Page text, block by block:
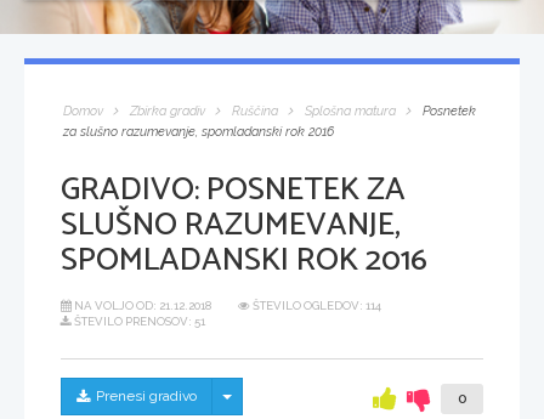
Domov Zbirka gradiv Ruščina Splošna matura
Posnetek
za slušno razumevanje, spomladanski rok 2016
GRADIVO:POSNETEK ZA
SLUŠNO RAZUMEVANJE,
SPOMLADANSKI ROK 2016
NA VOLJO OD: 21.12.2018
ŠTEVILO OGLEDOV: 114
ŠTEVILO PRENOSOV: 51
Prenesi gradivo Skrij/prikaži meni 0